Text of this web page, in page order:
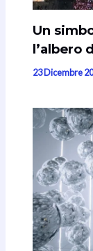
Un
l’albero
23 Dicembre